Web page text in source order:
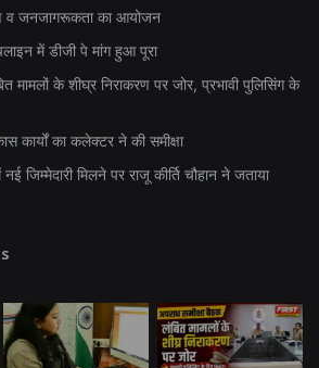
व जनजागरूकता का आयोजन
में डीजी पे मांग हुआ पूरा
मामलों के शीघ्र निराकरण पर जोर, प्रभावी पुलिसिंग के
कार्यों का कलेक्टर ने की समीक्षा
नई जिम्मेदारी मिलने पर राजू कीर्ति चौहान ने जताया